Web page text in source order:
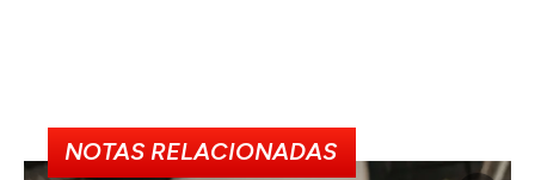
NOTAS RELACIONADAS